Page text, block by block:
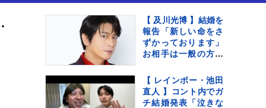
背中が曲がり始めてるよ」
【 及川光博 】結婚を
報告「新しい命をさ
ずかっております」
お相手は一般の方
ミッチーとして精
進〟【 コメント全文
】
【 レインボー・池田
直人 】コント内でガ
チ結婚発表「泣きな